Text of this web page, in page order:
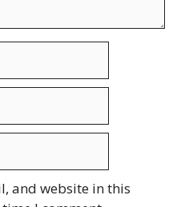
and website in this